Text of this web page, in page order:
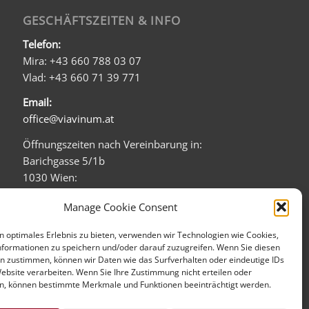
Manage Cookie Consent
optimales Erlebnis zu bieten, verwenden wir Technologien wie Cookies,
zu speichern und/oder darauf zuzugreifen. Wenn Sie diesen
zustimmen, können wir Daten wie das Surfverhalten oder eindeutige IDs
verarbeiten. Wenn Sie Ihre Zustimmung nicht erteilen oder
können bestimmte Merkmale und Funktionen beeinträchtigt werden.
GESCHÄFTSZEITEN & INFO
Telefon:
Mira: +43 660 788 03 07
Vlad: +43 660 71 39 771
Email:
office@viavinum.at
Öffnungszeiten nach Vereinbarung in:
Barichgasse 5/1b
1030 Wien:
Sa: 09:00 - 16:00
Firmensitz (kein direkter Verkauf):
Tandelmarktgasse 16/1
1020 Wien